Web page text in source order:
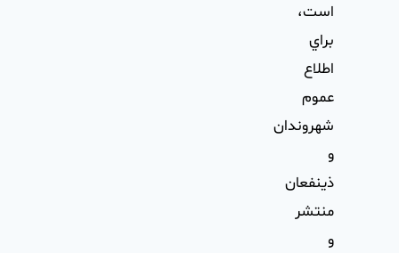
است،
براي
اطلاع
عموم
شهروندان
و
ذينفعان
منتشر
و